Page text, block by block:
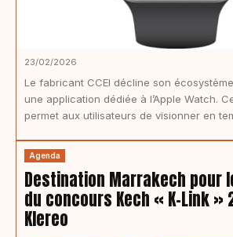
23/02/2026
Le fabricant CCEI décline son
une application dédiée à l’Apple Watch.
permet aux utilisateurs de visionner en
Agenda
Destination Marrakech pour
du concours Kech « K-Link »
Klereo